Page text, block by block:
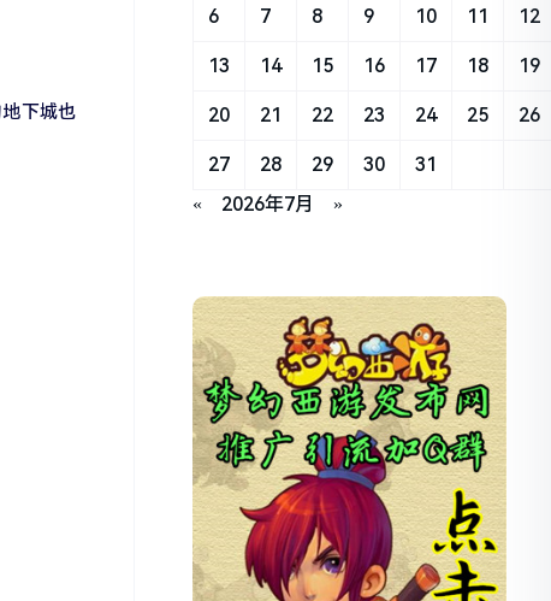
下城也
« 2026年7月 »
6 7 8 9 10 11 12
13 14 15 16 17 18 19
20 21 22 23 24 25 26
27 28 29 30 31